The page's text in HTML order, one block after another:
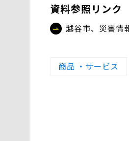
資料参照リンク
越谷市、災害情
商品 ・サービス